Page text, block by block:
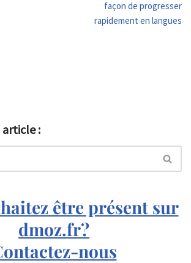
façon de progresser
rapidement en langues
article :
être présent sur
dmoz.fr?
nous